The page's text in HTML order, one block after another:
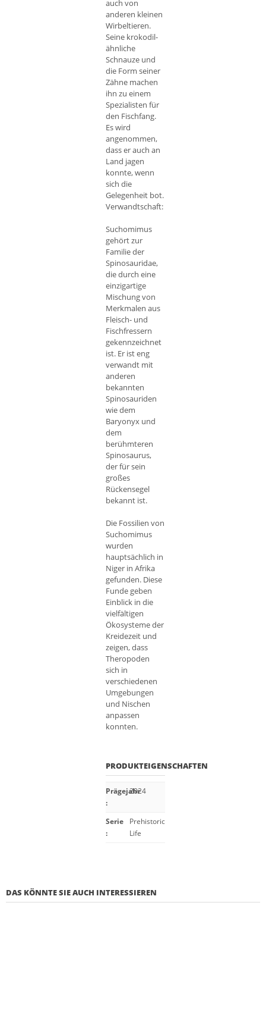
auch von
anderen kleinen
Wirbeltieren.
Seine kroko­dil­
ähnliche
Schnauze und
die Form seiner
Zähne machen
ihn zu einem
Spezialisten für
den Fischfang.
Es wird
angenommen,
dass er auch an
Land jagen
konnte, wenn
sich die
Gelegenheit bot.
Verwandtschaft:
Suchomimus
gehört zur
Familie der
Spinosauridae,
die durch eine
einzigartige
Mischung von
Merkmalen aus
Fleisch- und
Fischfressern
gekennzeichnet
ist. Er ist eng
verwandt mit
anderen
bekannten
Spinosauriden
wie dem
Baryonyx und
dem
berühmteren
Spinosaurus,
der für sein
großes
Rückensegel
bekannt ist.
Die Fossilien von
Suchomimus
wurden
hauptsächlich in
Niger in Afrika
gefunden. Diese
Funde geben
Einblick in die
vielfältigen
Ökosysteme der
Kreidezeit und
zeigen, dass
Theropoden
sich in
verschiedenen
Umgebungen
und Nischen
anpassen
konnten.
PRODUKTEIGENSCHAFTEN
Prägejahr
:
2024
Serie
:
Prehistoric
Life
DAS KÖNNTE SIE AUCH INTERESSIEREN